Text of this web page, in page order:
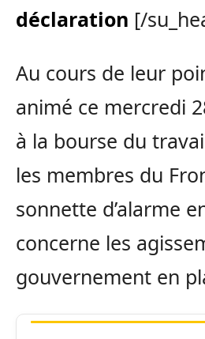
déclaration [/
Au cours de leur
animé ce mercredi
à la bourse du
les membres du
sonnette d’alarme
concerne les
gouvernement en